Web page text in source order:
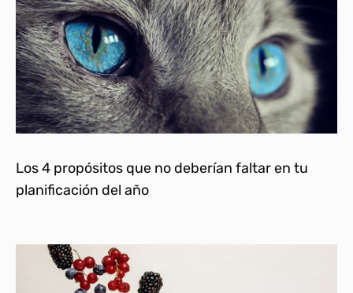
Los 4 propósitos que no deberían faltar en tu
planificación del año